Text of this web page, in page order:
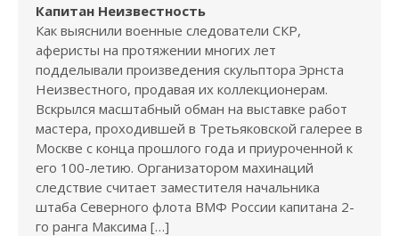
Капитан Неизвестность
Как выяснили военные следователи СКР,
аферисты на протяжении многих лет
подделывали произведения скульптора Эрнста
Неизвестного, продавая их коллекционерам.
Вскрылся масштабный обман на выставке работ
мастера, проходившей в Третьяковской галерее в
Москве с конца прошлого года и приуроченной к
его 100-летию. Организатором махинаций
следствие считает заместителя начальника
штаба Северного флота ВМФ России капитана 2-
го ранга Максима […]